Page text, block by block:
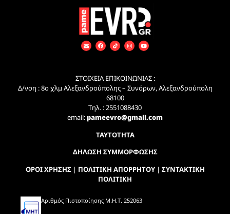
ΣΤΟΙΧΕΙΑ ΕΠΙΚΟΙΝΩΝΙΑΣ :
Δ/νση : 8ο χλμ Αλεξανδρούπολης – Συνόρων, Αλεξανδρούπολη
68100
Τηλ. : 2551088430
email:pameevro@gmail.com
ΤΑΥΤΟΤΗΤΑ
ΔΗΛΩΣΗ ΣΥΜΜΟΡΦΩΣΗΣ
ΟΡΟΙ ΧΡΗΣΗΣ| ΠΟΛΙΤΙΚΗ ΑΠΟΡΡΗΤΟΥ| ΣΥΝΤΑΚΤΙΚΗ
ΠΟΛΙΤΙΚΗ
Αριθμός Πιστοποίησης Μ.Η.Τ. 252063